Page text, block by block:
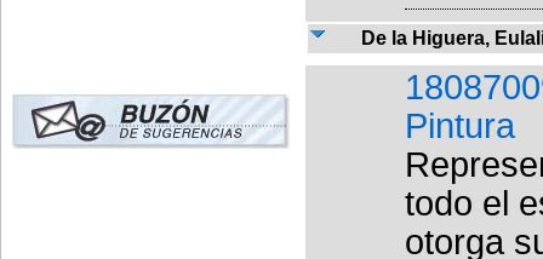
De la Higuera,
Pintura
todo el
otorga